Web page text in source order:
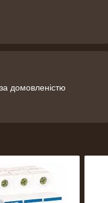
домовленістю